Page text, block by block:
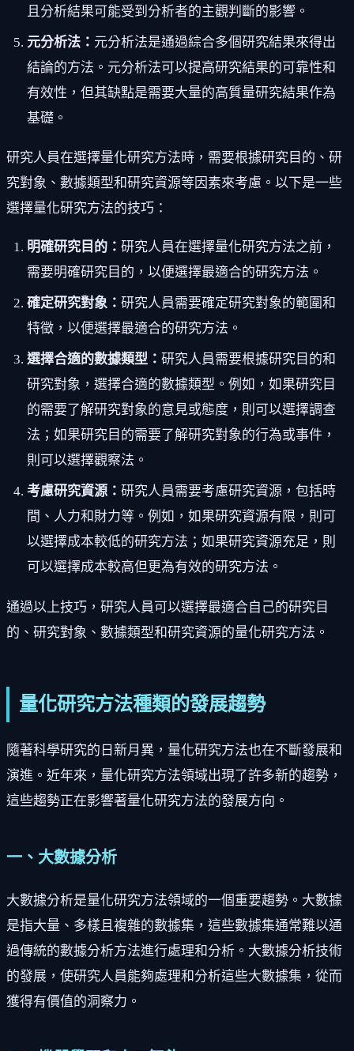
且分析結果可能受到分析者的主觀判斷的影響。
元分析法： 元分析法是通過綜合多個研究結果來得出
結論的方法。元分析法可以提高研究結果的可靠性和
有效性，但其缺點是需要大量的高質量研究結果作為
基礎。
研究人員在選擇量化研究方法時，需要根據研究目的、研
究對象、數據類型和研究資源等因素來考慮。以下是一些
選擇量化研究方法的技巧：
明確研究目的： 研究人員在選擇量化研究方法之前，
需要明確研究目的，以便選擇最適合的研究方法。
確定研究對象： 研究人員需要確定研究對象的範圍和
特徵，以便選擇最適合的研究方法。
選擇合適的數據類型： 研究人員需要根據研究目的和
研究對象，選擇合適的數據類型。例如，如果研究目
的需要了解研究對象的意見或態度，則可以選擇調查
法；如果研究目的需要了解研究對象的行為或事件，
則可以選擇觀察法。
考慮研究資源： 研究人員需要考慮研究資源，包括時
間、人力和財力等。例如，如果研究資源有限，則可
以選擇成本較低的研究方法；如果研究資源充足，則
可以選擇成本較高但更為有效的研究方法。
通過以上技巧，研究人員可以選擇最適合自己的研究目
的、研究對象、數據類型和研究資源的量化研究方法。
量化研究方法種類的發展趨勢
隨著科學研究的日新月異，量化研究方法也在不斷發展和
演進。近年來，量化研究方法領域出現了許多新的趨勢，
這些趨勢正在影響著量化研究方法的發展方向。
一、大數據分析
大數據分析是量化研究方法領域的一個重要趨勢。大數據
是指大量、多樣且複雜的數據集，這些數據集通常難以通
過傳統的數據分析方法進行處理和分析。大數據分析技術
的發展，使研究人員能夠處理和分析這些大數據集，從而
獲得有價值的洞察力。